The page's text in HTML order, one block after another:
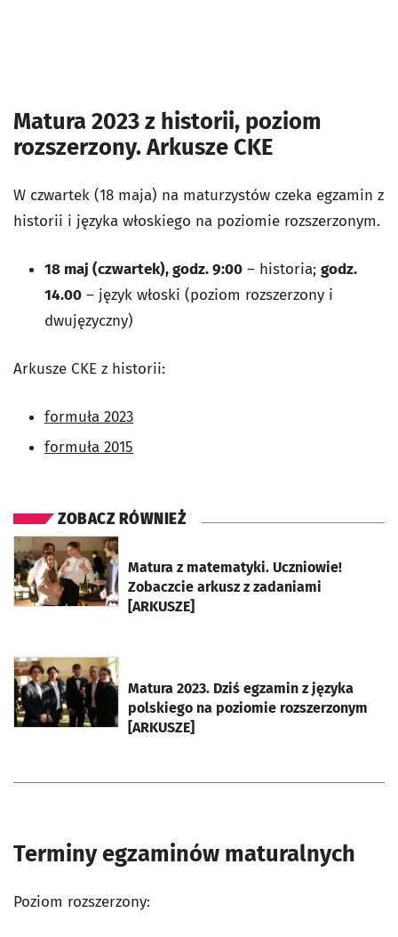
Matura 2023 z historii, poziom
rozszerzony. Arkusze CKE
W czwartek (18 maja) na maturzystów czeka egzamin z
historii i języka włoskiego na poziomie rozszerzonym.
18 maj (czwartek), godz. 9:00 – historia; godz.
14.00 – język włoski (poziom rozszerzony i
dwujęzyczny)
Arkusze CKE z historii:
formuła 2023
formuła 2015
ZOBACZ RÓWNIEŻ
Matura z matematyki. Uczniowie!
Zobaczcie arkusz z zadaniami
[ARKUSZE]
otworzy się w nowej karcie
Matura 2023. Dziś egzamin z języka
polskiego na poziomie rozszerzonym
[ARKUSZE]
otworzy się w nowej karcie
Terminy egzaminów maturalnych
Poziom rozszerzony: